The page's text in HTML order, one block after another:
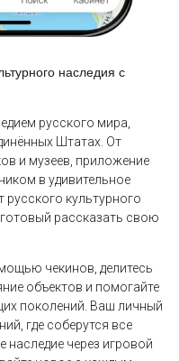
наследия с
русского мира,
Штатах. От
и музеев, приложение
в удивительное
русского культурного
рассказать свою
чекинов, делитесь
объектов и помогайте
поколений. Ваш личный
где соберутся все
наследие через игровой